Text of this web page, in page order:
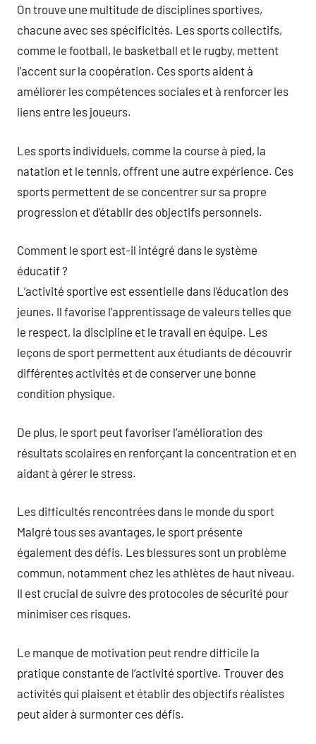
On trouve une multitude de disciplines sportives,
chacune avec ses spécificités. Les sports collectifs,
comme le football, le basketball et le rugby, mettent
l’accent sur la coopération. Ces sports aident à
améliorer les compétences sociales et à renforcer les
liens entre les joueurs.
Les sports individuels, comme la course à pied, la
natation et le tennis, offrent une autre expérience. Ces
sports permettent de se concentrer sur sa propre
progression et d’établir des objectifs personnels.
Comment le sport est-il intégré dans le système
éducatif ?
L’activité sportive est essentielle dans l’éducation des
jeunes. Il favorise l’apprentissage de valeurs telles que
le respect, la discipline et le travail en équipe. Les
leçons de sport permettent aux étudiants de découvrir
différentes activités et de conserver une bonne
condition physique.
De plus, le sport peut favoriser l’amélioration des
résultats scolaires en renforçant la concentration et en
aidant à gérer le stress.
Les difficultés rencontrées dans le monde du sport
Malgré tous ses avantages, le sport présente
également des défis. Les blessures sont un problème
commun, notamment chez les athlètes de haut niveau.
Il est crucial de suivre des protocoles de sécurité pour
minimiser ces risques.
Le manque de motivation peut rendre difficile la
pratique constante de l’activité sportive. Trouver des
activités qui plaisent et établir des objectifs réalistes
peut aider à surmonter ces défis.